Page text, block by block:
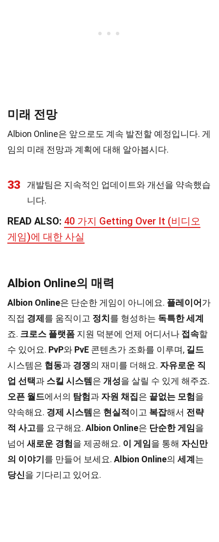
미래 전망
Albion Online은 앞으로도 계속 발전할 예정입니다. 게
임의 미래 전망과 계획에 대해 알아봅시다.
33
개발팀은 지속적인 업데이트와 개선을 약속했습
니다.
READ ALSO: 40 가지 Getting Over It (비디오
게임)에 대한 사실
Albion Online의 매력
Albion Online은 단순한 게임이 아니에요. 플레이어 가
직접 경제 를 움직이고 정치 를 형성하는 독특한 세계
죠. 크로스 플랫폼 지원 덕분에 언제 어디서나 접속할
수 있어요. PvP와 PvE 콘텐츠가 조화를 이루며, 길드
시스템은 협동과 경쟁의 재미를 더해요. 자유로운 직
업 선택과 스킬 시스템 은 개성을 살릴 수 있게 해주죠.
오픈 월드에서의 탐험과 자원 채집은 끝없는 모험을
약속해요. 경제 시스템 은 현실적 이고 복잡해서 전략
적 사고를 요구해요. Albion Online은 단순한 게임을
넘어 새로운 경험을 제공해요. 이 게임을 통해 자신만
의 이야기 를 만들어 보세요. Albion Online의 세계 는
당신을 기다리고 있어요.